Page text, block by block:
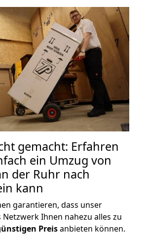
gemacht: Erfahren
ein Umzug von
der Ruhr nach
kann
garantieren, dass unser
Ihnen nahezu alles zu
Preisanbieten können.